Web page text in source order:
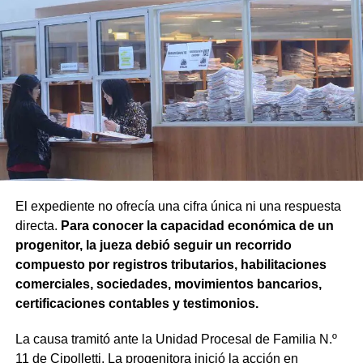
de avanzar con una decisión definitiva sobre su identidad
registral.
En la sentencia,la magistrada explicó que el
desistimiento es una forma de poner fin
anticipadamente a un proceso judicial cuando una de
las partes decide no continuar con la acción.
Agregó que el Código Procesal Civil y Comercial autoriza
esa posibilidad siempre que, si la demanda ya fue
trasladada, la otra parte haya sido notificada.
Como en este caso ese traslado aún no se había
concretado, la jueza entendió que estaban cumplidos
todos los requisitos legales para admitir el desistimiento y
declarar extinguido el proceso.
«En virtud de ello entiendo que se encuentran
configurados los recaudos previstos en el artículo 278,
El expediente no ofrecía una cifra única ni una respuesta
directa. Para conocer la capacidad económica de un
progenitor, la jueza debió seguir un recorrido
compuesto por registros tributarios, habilitaciones
comerciales, sociedades, movimientos bancarios,
certificaciones contables y testimonios.
La causa tramitó ante la Unidad Procesal de Familia N.º
11 de Cipolletti. La progenitora inició la acción en